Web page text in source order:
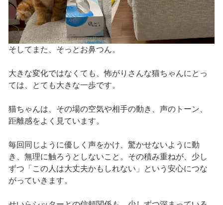
そしてまた、そっとお鼻つん。
大きな変化ではなくても、怖がりさんな猫ちゃんにとっ
ては、とても大きな一歩です。
猫ちゃんは、その場の空気や相手の動き、声のトーン、
距離感をよく見ています。
毎回同じように優しく声をかけ、驚かせないように動
き、無理に触ろうとしないこと。その積み重ねが、少し
ずつ「この人は大丈夫かもしれない」という安心につな
がっていきます。